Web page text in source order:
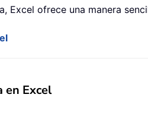
Excel ofrece una manera
en Excel